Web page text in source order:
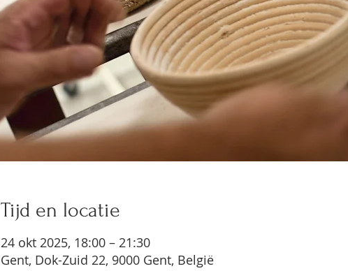
Tijd en locatie
24 okt 2025, 18:00 – 21:30
Gent, Dok-Zuid 22, 9000 Gent, België